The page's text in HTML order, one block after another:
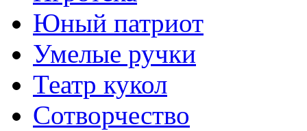
Юный патриот
Умелые ручки
Театр кукол
Сотворчество